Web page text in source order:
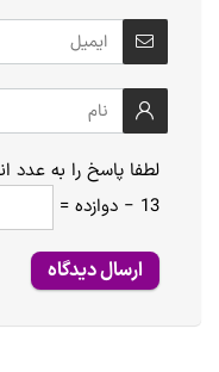
لطفا پاسخ را به عدد
13 − دوازده =